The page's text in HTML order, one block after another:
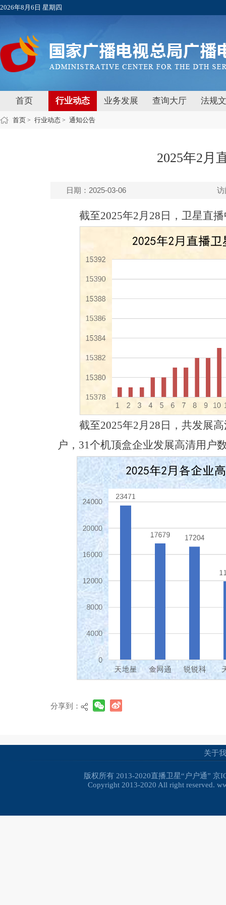
2026年8月6日 星期四
首页 行业动态 业务发展 查询大厅 法规
首页 > 行业动态 > 通知公告
2025年2月
日期：2025-03-06 访
截至2025年2月 28 日，卫星直
截至2025年2月28日，共发展
户， 31个机顶盒企业发展高清用户
分享到：
关于
版权所有 2013-2020直播卫星“户户通” 京
Copyright 2013-2020 All right reserved.